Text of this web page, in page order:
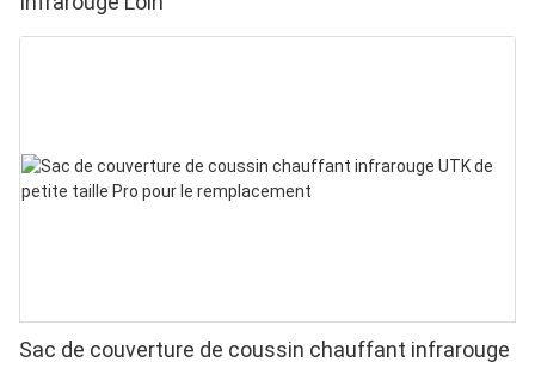
Sac de couverture de coussin chauffant infrarouge